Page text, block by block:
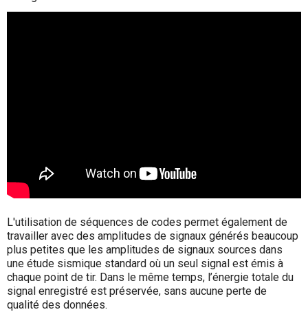
L'utilisation de séquences de codes permet également de
travailler avec des amplitudes de signaux générés beaucoup
plus petites que les amplitudes de signaux sources dans
une étude sismique standard où un seul signal est émis à
chaque point de tir. Dans le même temps, l’énergie totale du
signal enregistré est préservée, sans aucune perte de
qualité des données.